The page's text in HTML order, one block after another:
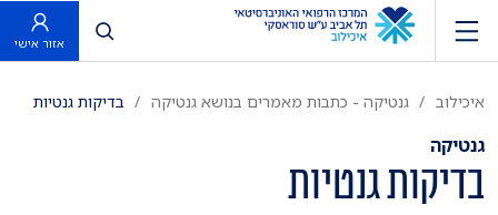
פתח חיפוש
אזור אישי
איכילוב גנטיקה - כתבות מאמרים בנושא גנטיקה בדיקות גנטיות
גנטיקה
בדיקות גנטיות